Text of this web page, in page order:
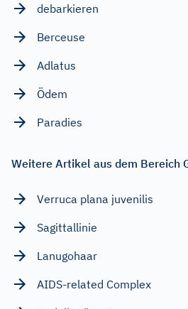
debarkieren
Berceuse
Adlatus
Ödem
Paradies
Weitere Artikel aus dem Bereich
Verruca plana juvenilis
Sagittallinie
Lanugohaar
AIDS-related Complex